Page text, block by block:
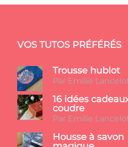
VOS TUTOS PRÉFÉRÉS
Trousse hublot
Par Emilie
16 idées
coudre
Par Emilie
Housse à savon